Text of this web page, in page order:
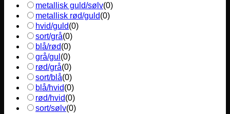
metallisk guld/sølv(0)
metallisk rød/guld(0)
hvid/guld(0)
sort/grå(0)
blå/rød(0)
grå/gul (0)
rød/grå(0)
sort/blå(0)
blå/hvid(0)
rød/hvid(0)
sort/sølv(0)